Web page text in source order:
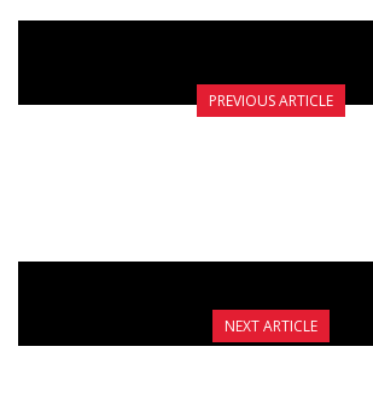
PREVIOUS ARTICLE
NEXT ARTICLE